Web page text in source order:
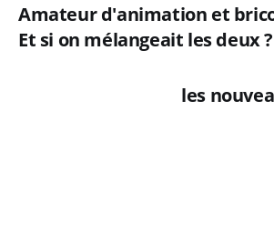
Amateur d'animation et
Et si on mélangeait les deux ?
les